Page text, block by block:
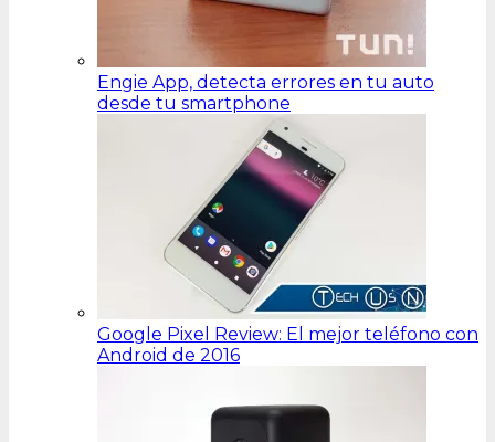
Engie App, detecta errores en tu auto
desde tu smartphone
Google Pixel Review: El mejor teléfono con
Android de 2016